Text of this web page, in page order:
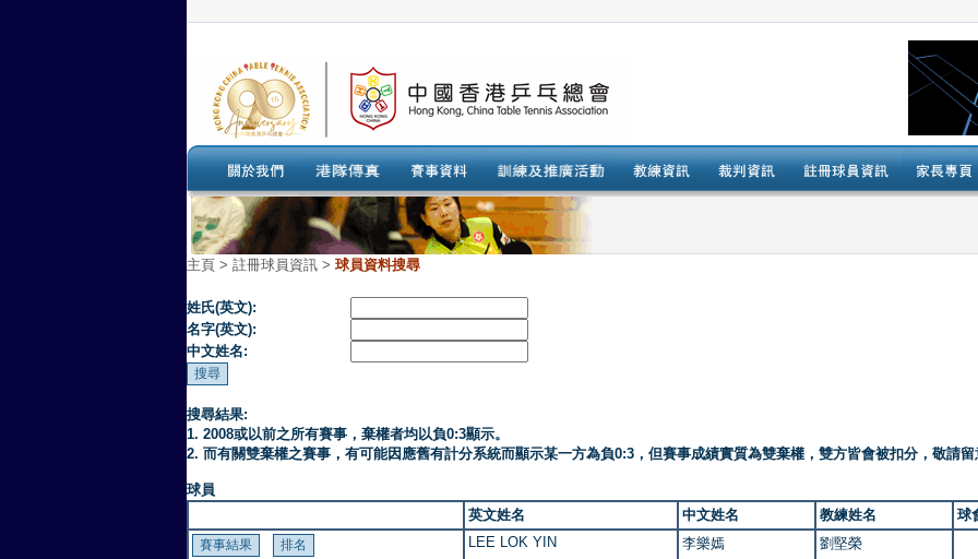
主頁 > 註冊球員資訊 > 球員資料搜尋
姓氏(英文):
名字(英文):
中文姓名:
搜尋結果:
1. 2008或以前之所有賽事，棄權者均以負0:3顯示。
2. 而有關雙棄權之賽事，有可能因應舊有計分系統而顯示某一方為負0:3，但賽事成績實質為雙棄權，雙方皆會被扣分，敬請留
球員
英文姓名
中文姓名 教練姓名
球
LEE LOK YIN
李樂嫣 劉堅榮